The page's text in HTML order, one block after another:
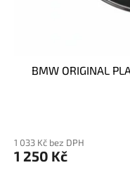
BMW ORIGINAL
1 033 Kč bez DPH
1 250 Kč